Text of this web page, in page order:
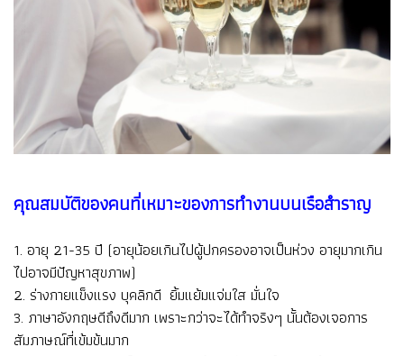
คุณสมบัติของคนที่เหมาะของการทำงานบนเรือสำราญ
1. อายุ 21-35 ปี (อายุน้อยเกินไปผู้ปกครองอาจเป็นห่วง อายุมากเกิน
ไปอาจมีปัญหาสุขภาพ)
2. ร่างกายแข็งแรง บุคลิกดี ยิ้มแย้มแจ่มใส มั่นใจ
3. ภาษาอังกฤษดีถึงดีมาก เพราะกว่าจะได้ทำจริงๆ นั้นต้องเจอการ
สัมภาษณ์ที่เข้มข้นมาก